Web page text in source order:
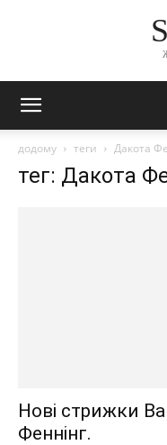
додому теги Дакота
тег: Дакота
Нові стрижки
Феннінг.